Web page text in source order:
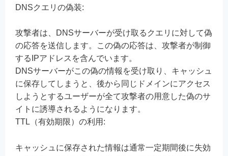
DNSクエリの偽装:
攻撃者は、DNSサーバーが受け取るクエリに対して偽
の応答を送信します。この偽の応答は、攻撃者が制御
するIPアドレスを含んでいます。
DNSサーバーがこの偽の情報を受け取り、キャッシュ
に保存してしまうと、後から同じドメインにアクセス
しようとするユーザーが全て攻撃者の用意した偽のサ
イトに誘導されるようになります。
TTL（有効期限）の利用:
キャッシュに保存された情報は通常一定期間後に失効